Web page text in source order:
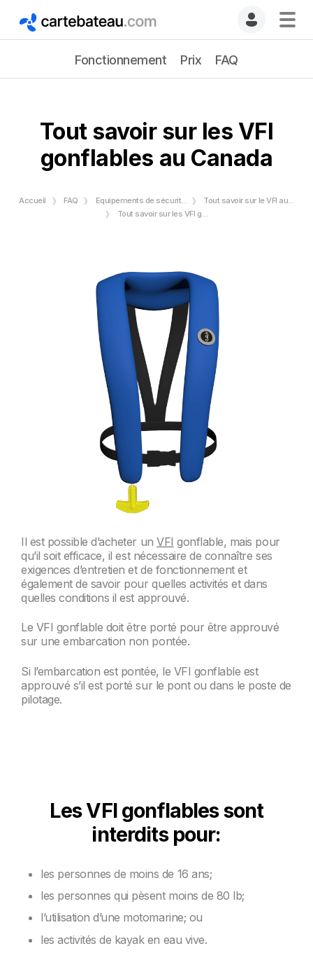
Fonctionnement Prix FAQ
Tout savoir sur les VFI
gonflables au Canada
Accueil FAQ Équipements de sécurité nautique
Tout savoir sur le VFI au Canada - Transports Canada
Tout savoir sur les VFI gonflables au Canada
Il est possible d’acheter unVFI gonflable, mais pour
qu’il soit efficace, il est nécessaire de connaître ses
exigences d’entretien et de fonctionnement et
également de savoir pour quelles activités et dans
quelles conditions il est approuvé.
Le VFI gonflable doit être porté pour être approuvé
sur une embarcation non pontée.
Si l’embarcation est pontée, le VFI gonflable est
approuvé s’il est porté sur le pont ou dans le poste de
pilotage.
Les VFI gonflables sont
interdits pour:
les personnes de moins de 16 ans;
les personnes qui pèsent moins de 80 lb;
l’utilisation d’une motomarine; ou
les activités de kayak en eau vive.